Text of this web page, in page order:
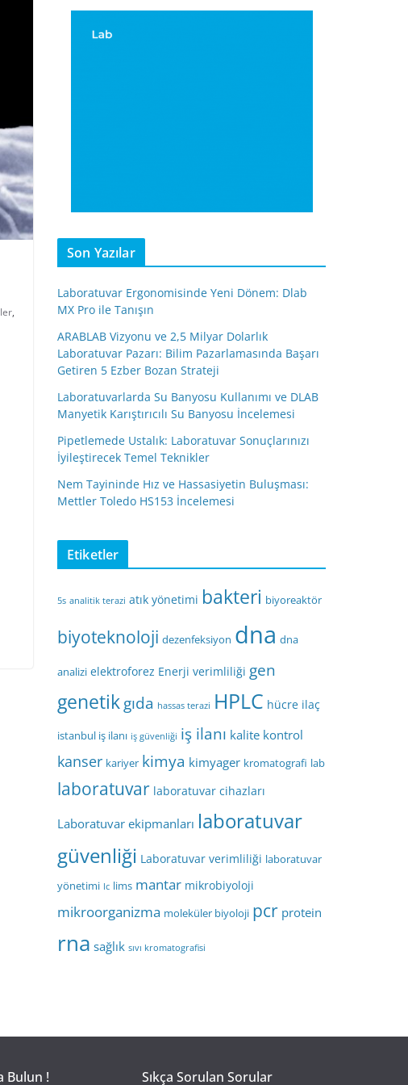
,
Son Yazılar
Laboratuvar Ergonomisinde Yeni Dönem: Dlab
MX Pro ile Tanışın
ARABLAB Vizyonu ve 2,5 Milyar Dolarlık
Laboratuvar Pazarı: Bilim Pazarlamasında Başarı
Getiren 5 Ezber Bozan Strateji
Laboratuvarlarda Su Banyosu Kullanımı ve DLAB
Manyetik Karıştırıcılı Su Banyosu İncelemesi
Pipetlemede Ustalık: Laboratuvar Sonuçlarınızı
İyileştirecek Temel Teknikler
Nem Tayininde Hız ve Hassasiyetin Buluşması:
Mettler Toledo HS153 İncelemesi
Etiketler
5s analitik terazi atık yönetimi bakteri biyoreaktör
biyoteknoloji dezenfeksiyon dna dna
analizi elektroforez Enerji verimliliği gen
genetikgıda hassas terazi HPLC hücre ilaç
istanbul iş ilanı iş güvenliği iş ilanı kalite kontrol
kanser kariyer kimya kimyager kromatografi lab
laboratuvar laboratuvar cihazları
Laboratuvar ekipmanları laboratuvar
güvenliği Laboratuvar verimliliği laboratuvar
yönetimi lc lims mantar mikrobiyoloji
mikroorganizma moleküler biyoloji pcr protein
rna sağlık sıvı kromatografisi
Bulun ! Sıkça Sorulan Sorular